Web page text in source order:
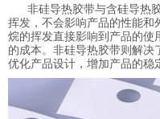
非硅导热胶带与含硅导热
挥发，不会影响产品的性能
烷的挥发直接影响到产品的
的成本。非硅导热胶带则解
优化产品设计，增加产品的稳